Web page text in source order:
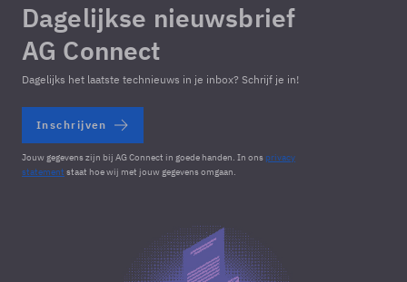
Dagelijkse nieuwsbrief
AG Connect
Dagelijks het laatste technieuws in je inbox? Schrijf je in!
Inschrijven
Jouw gegevens zijn bij AG Connect in goede handen. In ons privacy
statement staat hoe wij met jouw gegevens omgaan.